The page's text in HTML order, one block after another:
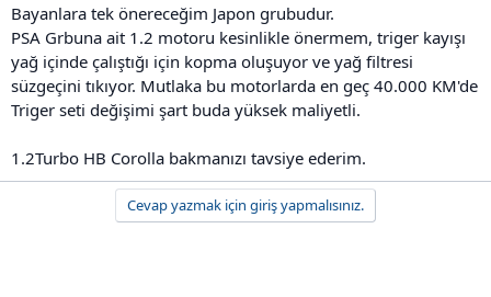
Bayanlara tek önereceğim Japon grubudur.
PSA Grbuna ait 1.2 motoru kesinlikle önermem, triger kayışı
yağ içinde çalıştığı için kopma oluşuyor ve yağ filtresi
süzgeçini tıkıyor. Mutlaka bu motorlarda en geç 40.000 KM'de
Triger seti değişimi şart buda yüksek maliyetli.
1.2Turbo HB Corolla bakmanızı tavsiye ederim.
Cevap yazmak için giriş yapmalısınız.